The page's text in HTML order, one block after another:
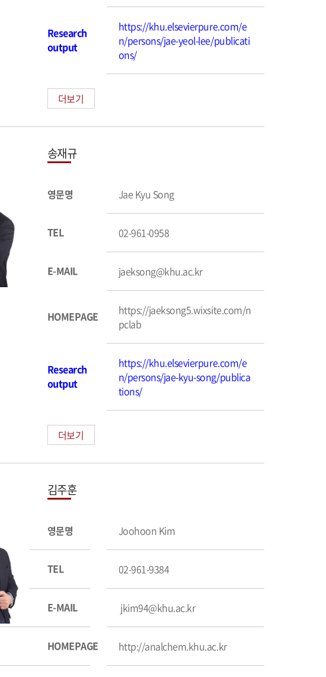
Research
output
https://khu.elsevierpure.com/e
n/persons/jae-yeol-lee/publicati
ons/
더보기
송재규
영문명 Jae Kyu Song
TEL 02-961-0958
E-MAIL jaeksong@khu.ac.kr
HOMEPAGE
https://jaeksong5.wixsite.com/n
pclab
Research
output
https://khu.elsevierpure.com/e
n/persons/jae-kyu-song/publica
tions/
더보기
김주훈
영문명 Joohoon Kim
TEL 02-961-9384
E-MAIL jkim94@khu.ac.kr
HOMEPAGE http://analchem.khu.ac.kr